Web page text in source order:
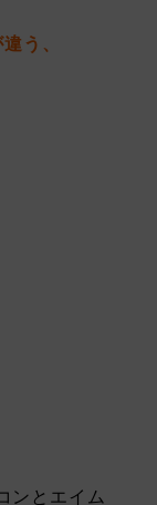
う、
ンとエイム